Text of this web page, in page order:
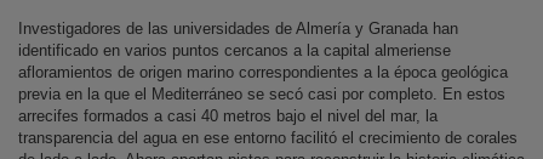
Investigadores de las universidades de Almería y Granada han
identificado en varios puntos cercanos a la capital almeriense
afloramientos de origen marino correspondientes a la época geológica
previa en la que el Mediterráneo se secó casi por completo. En estos
arrecifes formados a casi 40 metros bajo el nivel del mar, la
transparencia del agua en ese entorno facilitó el crecimiento de corales